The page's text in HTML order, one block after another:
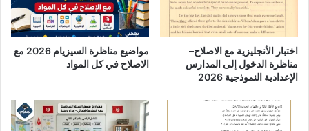
اختبار الأنجليزية مع الاصلاح–
مناظرة الدخول إلى المدارس
الإعدادية النموذجية 2026
مواضيع مناظرة السيزيام 2026 مع
الاصلاح في كل المواد